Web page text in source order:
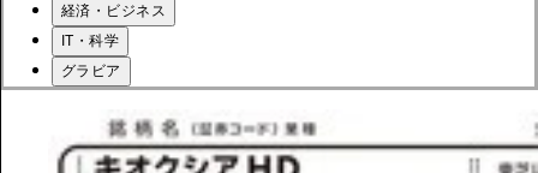
経済・ビジネス
IT・科学
グラビア